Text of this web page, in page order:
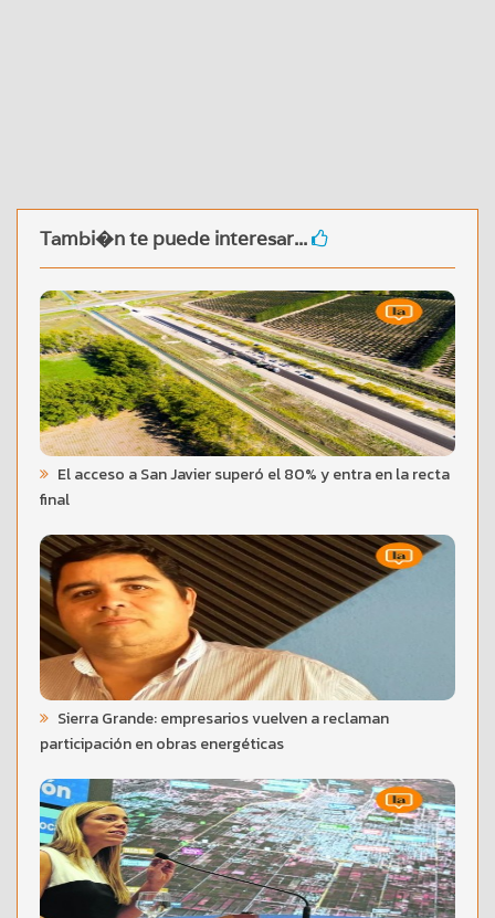
Tambi�n te puede interesar...
El acceso a San Javier superó el 80% y entra en la recta
final
Sierra Grande: empresarios vuelven a reclaman
participación en obras energéticas